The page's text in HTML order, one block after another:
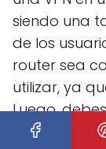
siendo una
de los
router sea
utilizar, ya
Luego,